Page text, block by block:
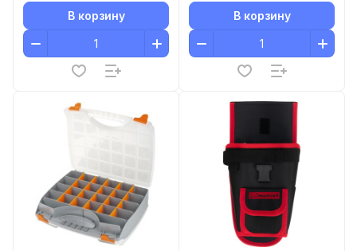
В корзину В корзину